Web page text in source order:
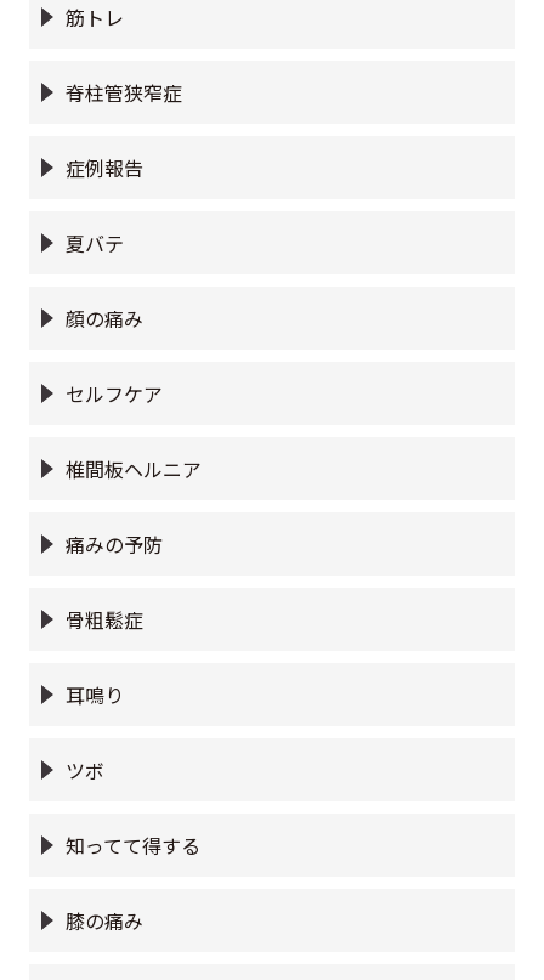
筋トレ
脊柱管狭窄症
症例報告
夏バテ
顔の痛み
セルフケア
椎間板ヘルニア
痛みの予防
骨粗鬆症
耳鳴り
ツボ
知ってて得する
膝の痛み